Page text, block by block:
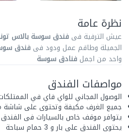
نظرة عامة
عيش الترفية فى فندق سوسة بالاس
الجميلة وطاقم عمل ودود فى فندق
واحد من اجملفنادق سوسة
مواصفات الفندق
الوصول المجاني للواي فاي في
جميع الغرف مكيفة وتحتوى على
يتوافر موقف خاص بالسيارات فى الفندق
يحتوى الفندق على بار و 3 حمام سباحة